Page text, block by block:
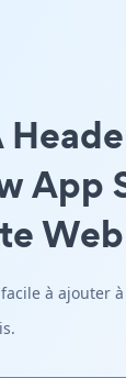
App
Web
à ajouter